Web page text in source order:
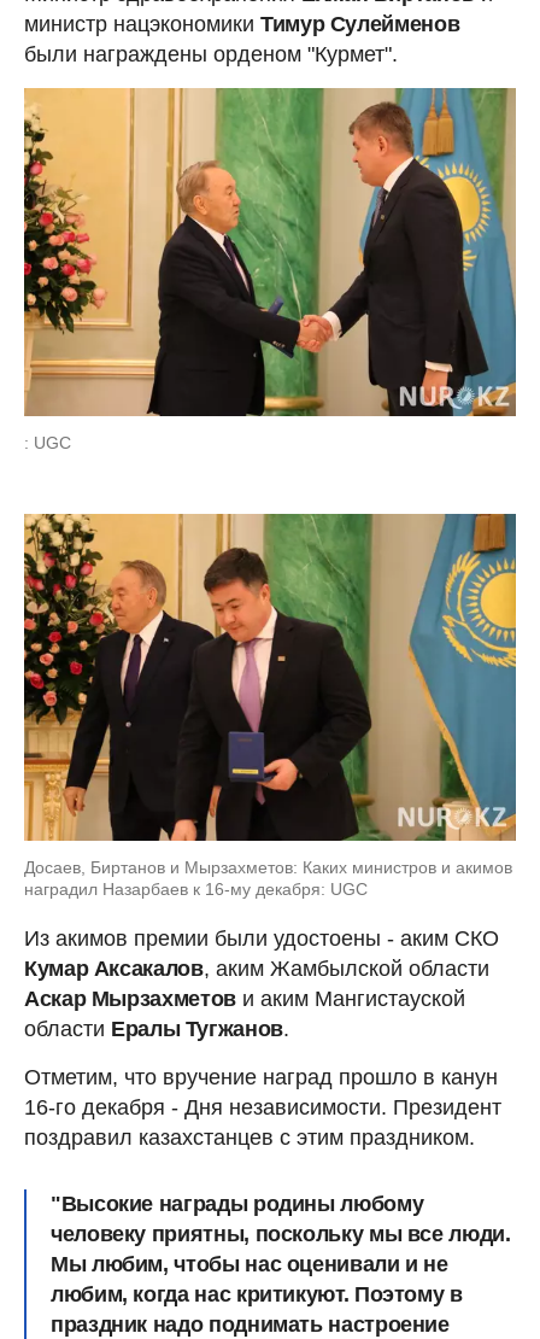
министр нацэкономики Тимур Сулейменов
были награждены орденом "Курмет".
: UGC
Досаев, Биртанов и Мырзахметов: Каких министров и акимов
наградил Назарбаев к 16-му декабря: UGC
Из акимов премии были удостоены - аким СКО
Кумар Аксакалов, аким Жамбылской области
Аскар Мырзахметови аким Мангистауской
области Ералы Тугжанов.
Отметим, что вручение наград прошло в канун
16-го декабря - Дня независимости. Президент
поздравил казахстанцев с этим праздником.
"Высокие награды родины любому
человеку приятны, поскольку мы все люди.
Мы любим, чтобы нас оценивали и не
любим, когда нас критикуют. Поэтому в
праздник надо поднимать настроение